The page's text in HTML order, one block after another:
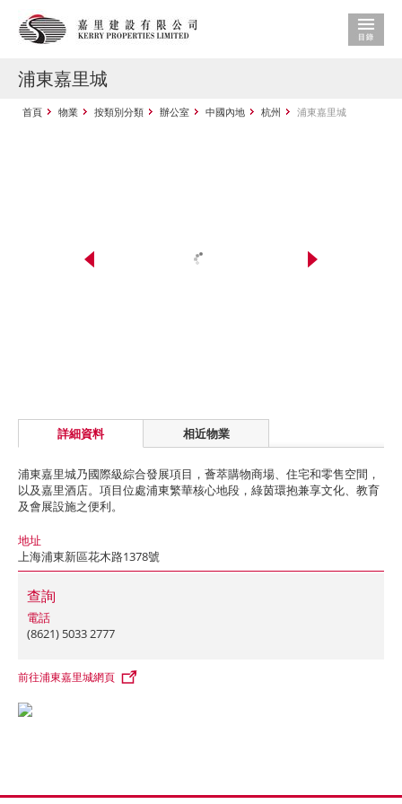
浦東嘉里城
首頁 物業 按類別分類 辦公室 中國內地 杭州 浦東嘉里城
詳細資料 相近物業
浦東嘉里城乃國際級綜合發展項目，薈萃購物商場、住宅和零售空間，
以及嘉里酒店。項目位處浦東繁華核心地段，綠茵環抱兼享文化、教育
及會展設施之便利。
地址
上海浦東新區花木路1378號
查詢
電話
(8621) 5033 2777
前往浦東嘉里城網頁